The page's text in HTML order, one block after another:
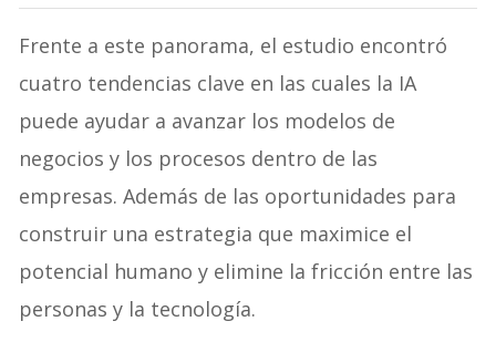
Frente a este panorama, el estudio encontró
cuatro tendencias clave en las cuales la IA
puede ayudar a avanzar los modelos de
negocios y los procesos dentro de las
empresas. Además de las oportunidades para
construir una estrategia que maximice el
potencial humano y elimine la fricción entre las
personas y la tecnología.